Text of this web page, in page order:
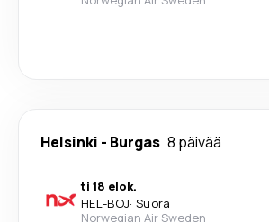
Helsinki - Burgas 8 päivää
ti 18 elok.
HEL-BOJ· Suora
Norwegian Air Sweden